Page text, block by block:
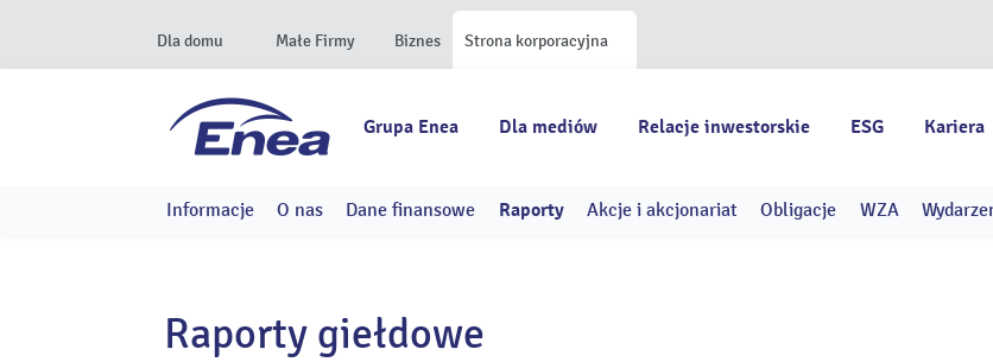
Dla domu Małe Firmy Biznes Strona korporacyjna
Grupa Enea Dla mediów Relacje inwestorskie ESG Kariera
Informacje O nas Dane finansowe Raporty Akcje i akcjonariat Obligacje WZA
Raporty giełdowe